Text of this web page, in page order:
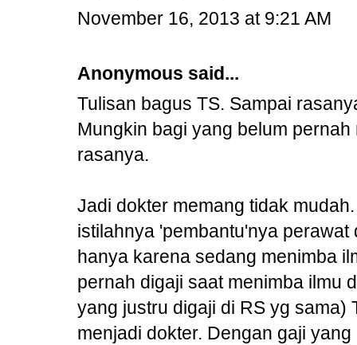
November 16, 2013 at 9:21 AM
Anonymous said...
Tulisan bagus TS. Sampai
Mungkin bagi yang belum
rasanya.
Jadi dokter memang tidak
istilahnya 'pembantu'nya
hanya karena sedang menimba
pernah digaji saat menimba ilmu
yang justru digaji di RS yg
menjadi dokter. Dengan gaji